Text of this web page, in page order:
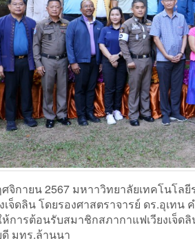
ายน 2567 มหาาวิทยาลัยเทคโนโลยี
เจ็ดลิน โดยรองศาสตราจารย์ ดร.อุเ
การต้อนรับสมาชิกสภากาแฟเวียงเจ็
มทร.ล้านนา